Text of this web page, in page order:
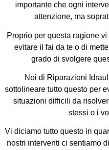
importante che ogni
attenzione, ma
Proprio per questa ragione
evitare il fai da te o di
grado di svolgere
Noi di Riparazioni
sottolineare tutto questo per
situazioni difficili da
stessi o i
Vi diciamo tutto questo in
nostri interventi ci sentiamo